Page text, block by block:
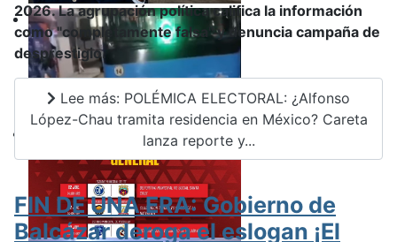
2026. La agrupación política califica la información
como "completamente falsa" y denuncia campaña de
desprestigio.
Lee más: POLÉMICA ELECTORAL: ¿Alfonso
López-Chau tramita residencia en México? Careta
lanza reporte y...
FIN DE UNA ERA: Gobierno de
Balcázar deroga el eslogan ¡El